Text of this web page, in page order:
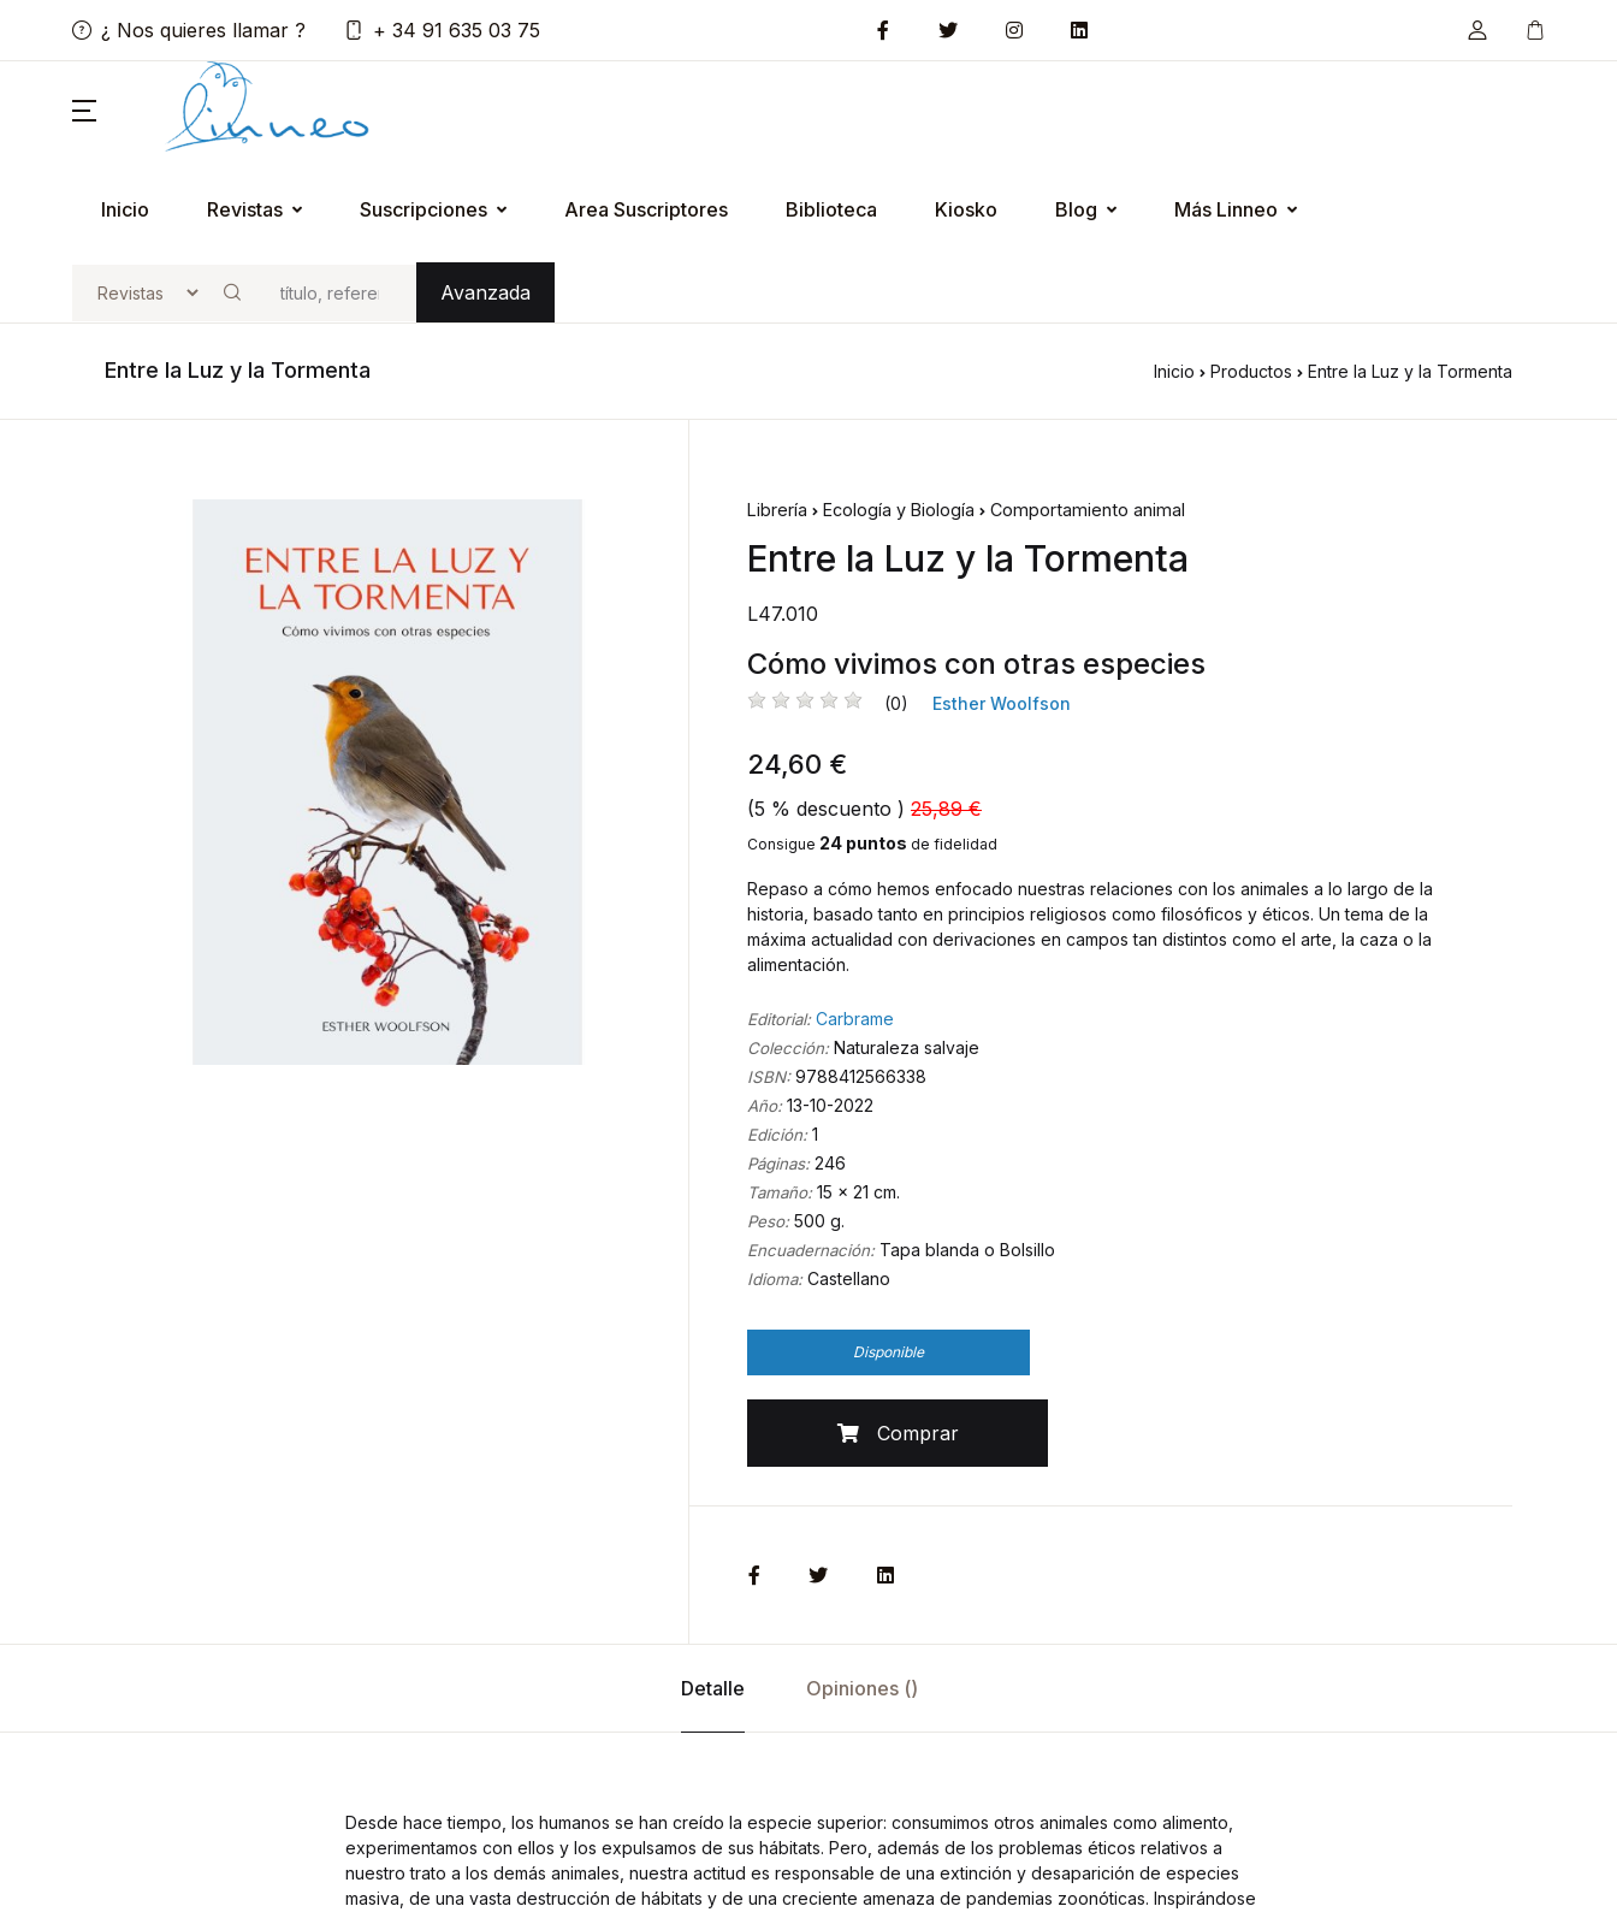
¿ Nos quieres llamar ? + 34 91 635 03 75
Inicio Revistas Suscripciones Area Suscriptores Biblioteca Kiosko Blog Más Linneo
Buscar
Avanzada
Entre la Luz y la Tormenta Inicio Productos Entre la Luz y la Tormenta
Librería Ecología y Biología Comportamiento animal
Entre la Luz y la Tormenta
L47.010
Cómo vivimos con otras especies
(0) Esther Woolfson
24,60 €
(5 % descuento ) 25,89 €
Consigue 24 puntos de fidelidad
Repaso a cómo hemos enfocado nuestras relaciones con los animales a lo largo de la
historia, basado tanto en principios religiosos como filosóficos y éticos. Un tema de la
máxima actualidad con derivaciones en campos tan distintos como el arte, la caza o la
alimentación.
Editorial: Carbrame
Colección:Naturaleza salvaje
ISBN:9788412566338
Año:13-10-2022
Edición:1
Páginas:246
Tamaño:15 x 21 cm.
Peso:500 g.
Encuadernación:Tapa blanda o Bolsillo
Idioma:Castellano
Disponible
Comprar
Detalle Opiniones ()
Desde hace tiempo, los humanos se han creído la especie superior: consumimos otros animales como alimento,
experimentamos con ellos y los expulsamos de sus hábitats. Pero, además de los problemas éticos relativos a
nuestro trato a los demás animales, nuestra actitud es responsable de una extinción y desaparición de especies
masiva, de una vasta destrucción de hábitats y de una creciente amenaza de pandemias zoonóticas. Inspirándose